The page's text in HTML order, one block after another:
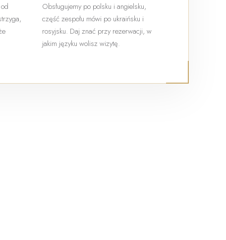
Obsługujemy po polsku i angielsku,
część zespołu mówi po ukraińsku i
rosyjsku. Daj znać przy rezerwacji, w
jakim języku wolisz wizytę.